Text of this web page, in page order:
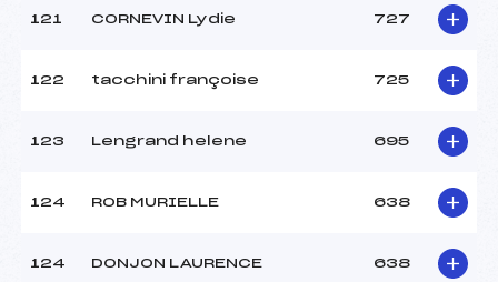
121 CORNEVIN Lydie 727
122 tacchini françoise 725
123 Lengrand helene 695
124 ROB MURIELLE 638
124 DONJON LAURENCE 638